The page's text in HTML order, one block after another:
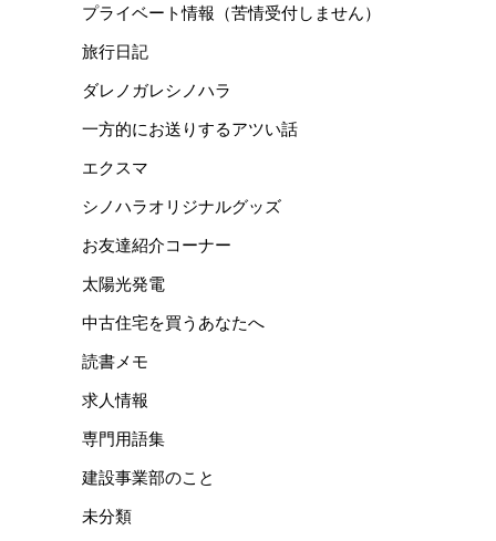
プライベート情報（苦情受付しません）
旅行日記
ダレノガレシノハラ
一方的にお送りするアツい話
エクスマ
シノハラオリジナルグッズ
お友達紹介コーナー
太陽光発電
中古住宅を買うあなたへ
読書メモ
求人情報
専門用語集
建設事業部のこと
未分類